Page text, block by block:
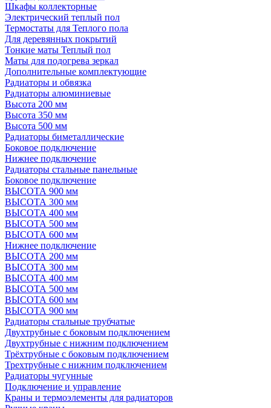
Шкафы коллекторные
Электрический теплый пол
Термостаты для Теплого пола
Для деревянных покрытий
Тонкие маты Теплый пол
Маты для подогрева зеркал
Дополнительные комплектующие
Радиаторы и обвязка
Радиаторы алюминиевые
Высота 200 мм
Высота 350 мм
Высота 500 мм
Радиаторы биметаллические
Боковое подключение
Нижнее подключение
Радиаторы стальные панельные
Боковое подключение
ВЫСОТА 900 мм
ВЫСОТА 300 мм
ВЫСОТА 400 мм
ВЫСОТА 500 мм
ВЫСОТА 600 мм
Нижнее подключение
ВЫСОТА 200 мм
ВЫСОТА 300 мм
ВЫСОТА 400 мм
ВЫСОТА 500 мм
ВЫСОТА 600 мм
ВЫСОТА 900 мм
Радиаторы стальные трубчатые
Двухтрубные с боковым подключением
Двухтрубные с нижним подключением
Трёхтрубные с боковым подключением
Трехтрубные с нижним подключением
Радиаторы чугунные
Подключение и управление
Краны и термоэлементы для радиаторов